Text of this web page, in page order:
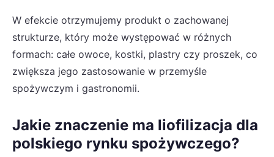
W efekcie otrzymujemy produkt o zachowanej
strukturze, który może występować w różnych
formach: całe owoce, kostki, plastry czy proszek, co
zwiększa jego zastosowanie w przemyśle
spożywczym i gastronomii.
Jakie znaczenie ma liofilizacja dla
polskiego rynku spożywczego?